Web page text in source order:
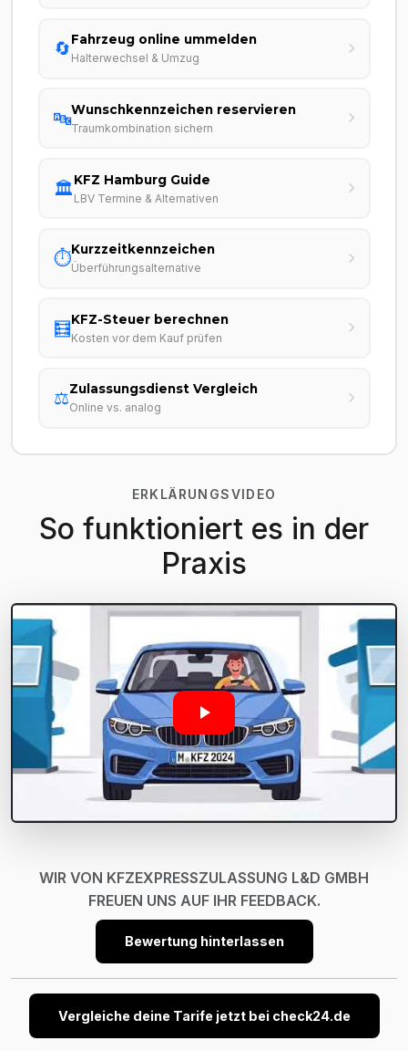
🔄Fahrzeug online ummelden
Halterwechsel & Umzug
🔤Wunschkennzeichen reservieren
Traumkombination sichern
🏛️KFZ Hamburg Guide
LBV Termine & Alternativen
⏱️Kurzzeitkennzeichen
Überführungsalternative
🧮KFZ-Steuer berechnen
Kosten vor dem Kauf prüfen
⚖️Zulassungsdienst Vergleich
Online vs. analog
ERKLÄRUNGSVIDEO
So funktioniert es in der
Praxis
WIR VON KFZEXPRESSZULASSUNG L&D GMBH
FREUEN UNS AUF IHR FEEDBACK.
Bewertung hinterlassen
Vergleiche deine Tarife jetzt bei check24.de